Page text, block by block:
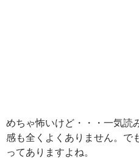
めちゃ怖いけど・・・一気読
感も全くよくありません。で
ってありますよね。